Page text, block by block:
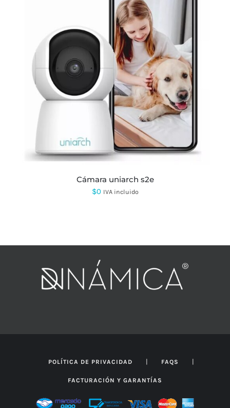
cámara uniarch s2e
$0 IVA incluido
POLÍTICA DE PRIVACIDAD | FAQS |
FACTURACIÓN Y GARANTÍAS